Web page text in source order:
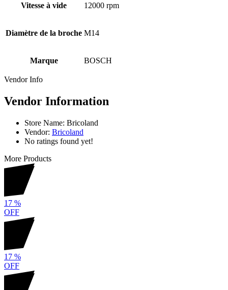
Vitesse à vide 12000 rpm
Diamètre de la broche M14
Marque BOSCH
Vendor Info
Vendor Information
Store Name: Bricoland
Vendor: Bricoland
No ratings found yet!
More Products
17 %
OFF
17 %
OFF